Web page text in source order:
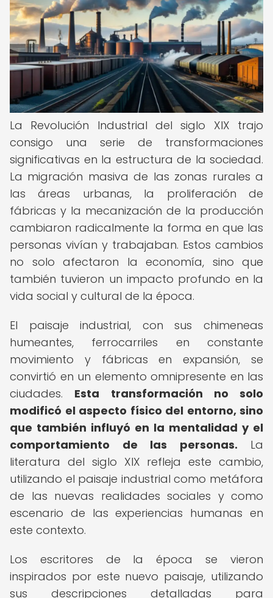
La Revolución Industrial del siglo XIX trajo
consigo una serie de transformaciones
significativas en la estructura de la sociedad.
La migración masiva de las zonas rurales a
las áreas urbanas, la proliferación de
fábricas y la mecanización de la producción
cambiaron radicalmente la forma en que las
personas vivían y trabajaban. Estos cambios
no solo afectaron la economía, sino que
también tuvieron un impacto profundo en la
vida social y cultural de la época.
El paisaje industrial, con sus chimeneas
humeantes, ferrocarriles en constante
movimiento y fábricas en expansión, se
convirtió en un elemento omnipresente en las
ciudades. Esta transformación no solo
modificó el aspecto físico del entorno, sino
que también influyó en la mentalidad y el
comportamiento de las personas. La
literatura del siglo XIX refleja este cambio,
utilizando el paisaje industrial como metáfora
de las nuevas realidades sociales y como
escenario de las experiencias humanas en
este contexto.
Los escritores de la época se vieron
inspirados por este nuevo paisaje, utilizando
sus descripciones detalladas para